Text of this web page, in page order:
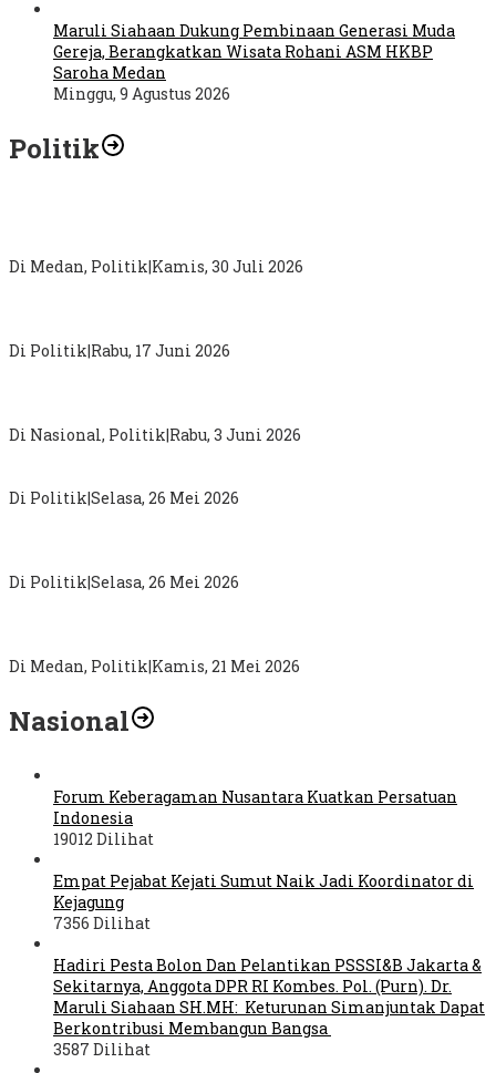
Maruli Siahaan Dukung Pembinaan Generasi Muda
Gereja, Berangkatkan Wisata Rohani ASM HKBP
Saroha Medan
Minggu, 9 Agustus 2026
Politik
Di Medan, Politik|Kamis, 30 Juli 2026
Di Politik|Rabu, 17 Juni 2026
Di Nasional, Politik|Rabu, 3 Juni 2026
Di Politik|Selasa, 26 Mei 2026
Di Politik|Selasa, 26 Mei 2026
Di Medan, Politik|Kamis, 21 Mei 2026
Nasional
Forum Keberagaman Nusantara Kuatkan Persatuan
Indonesia
19012 Dilihat
Empat Pejabat Kejati Sumut Naik Jadi Koordinator di
Kejagung
7356 Dilihat
Hadiri Pesta Bolon Dan Pelantikan PSSSI&B Jakarta &
Sekitarnya, Anggota DPR RI Kombes. Pol. (Purn). Dr.
Maruli Siahaan SH.MH: Keturunan Simanjuntak Dapat
Berkontribusi Membangun Bangsa
3587 Dilihat